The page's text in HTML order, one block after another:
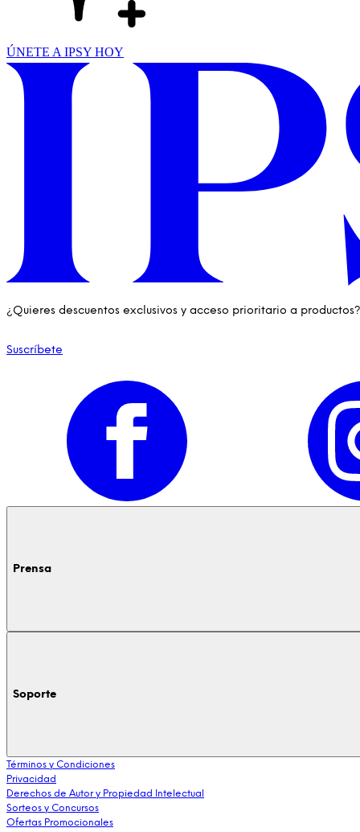
ÚNETE A IPSY HOY
¿Quieres descuentos exclusivos y acceso prioritario a productos?
Suscríbete
Prensa
Soporte
Términos y Condiciones
Privacidad
Derechos de Autor y Propiedad Intelectual
Sorteos y Concursos
Ofertas Promocionales